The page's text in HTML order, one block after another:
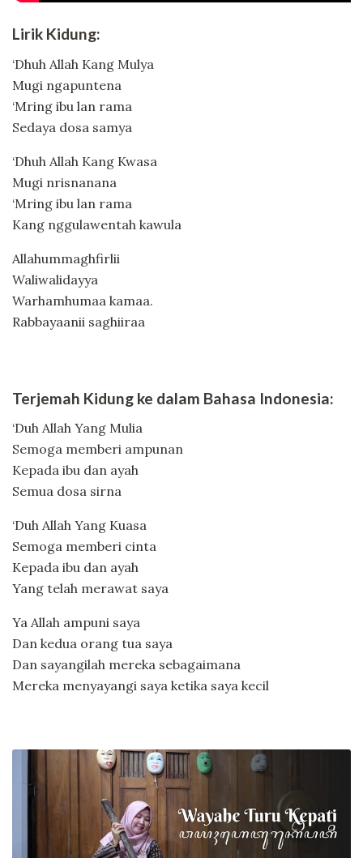
Lirik Kidung:
‘Dhuh Allah Kang Mulya
Mugi ngapuntena
‘Mring ibu lan rama
Sedaya dosa samya
‘Dhuh Allah Kang Kwasa
Mugi nrisnanana
‘Mring ibu lan rama
Kang nggulawentah kawula
Allahummaghfirlii
Waliwalidayya
Warhamhumaa kamaa.
Rabbayaanii saghiiraa
Terjemah Kidung ke dalam Bahasa Indonesia:
‘Duh Allah Yang Mulia
Semoga memberi ampunan
Kepada ibu dan ayah
Semua dosa sirna
‘Duh Allah Yang Kuasa
Semoga memberi cinta
Kepada ibu dan ayah
Yang telah merawat saya
Ya Allah ampuni saya
Dan kedua orang tua saya
Dan sayangilah mereka sebagaimana
Mereka menyayangi saya ketika saya kecil